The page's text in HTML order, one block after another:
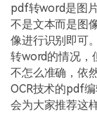
客
万兴PDF iOS版
PDF开发工具
万兴PDF SDK
申请试用
PDF加密
PDF文件压缩
PDF签名
PDF批量工具
经销商招募
常见问题
产品信息
更新日志
下载中心
pdf转word是图
不是文本而是图
像进行识别即可
转word的情况，
不怎么准确，依
OCR技术的pdf
会为大家推荐这